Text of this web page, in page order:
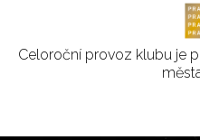
Celoroční provoz klubu je